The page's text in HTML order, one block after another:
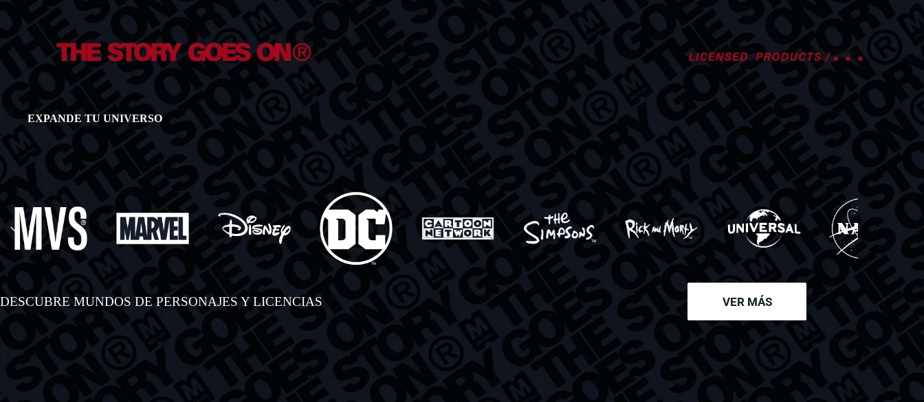
EXPANDE TU UNIVERSO
DESCUBRE MUNDOS DE PERSONAJES Y LICENCIAS VER MÁS